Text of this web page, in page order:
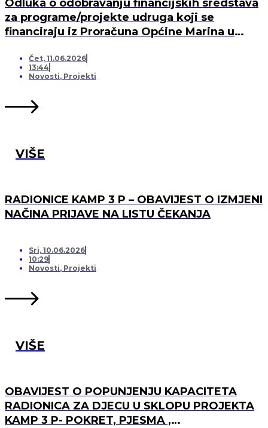
Odluka o odobravanju financijskih sredstava
za programe/projekte udruga koji se
financiraju iz Proračuna Općine Marina u
Čet, 11.06.2026
13:44
Novosti, Projekti
VIŠE
RADIONICE KAMP 3 P – OBAVIJEST O IZMJENI
NAČINA PRIJAVE NA LISTU ČEKANJA
Sri, 10.06.2026
10:29
Novosti, Projekti
VIŠE
OBAVIJEST O POPUNJENJU KAPACITETA
RADIONICA ZA DJECU U SKLOPU PROJEKTA
KAMP 3 P- POKRET, PJESMA ,